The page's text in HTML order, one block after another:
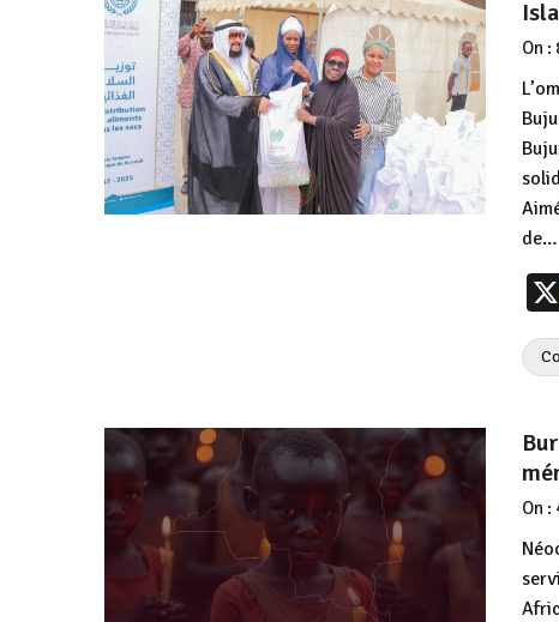
On :
de…
On :